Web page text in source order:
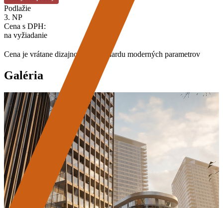
Podlažie
3. NP
Cena s DPH:
na vyžiadanie
Cena je vrátane dizajnového štandardu moderných parametrov
Galéria